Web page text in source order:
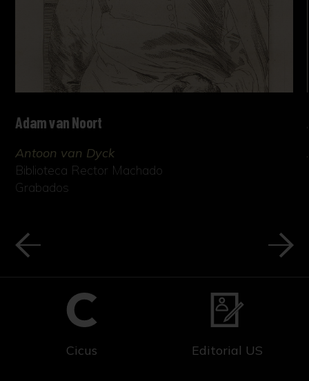
Adam van Noort
Antoon van Dyck
Biblioteca Rector Machado
Grabados
Cicus Editorial US